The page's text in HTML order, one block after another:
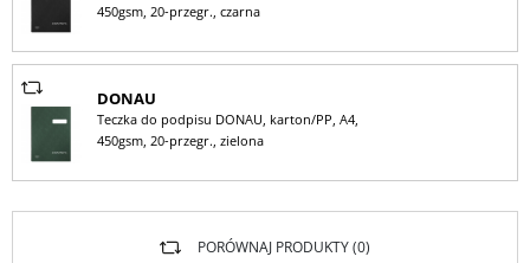
450gsm, 20-przegr., czarna
DONAU
Teczka do podpisu DONAU, karton/PP, A4,
450gsm, 20-przegr., zielona
PORÓWNAJ PRODUKTY (0)